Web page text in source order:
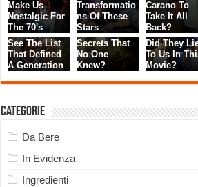
Categorie
Da Bere
In Evidenza
Ingredienti